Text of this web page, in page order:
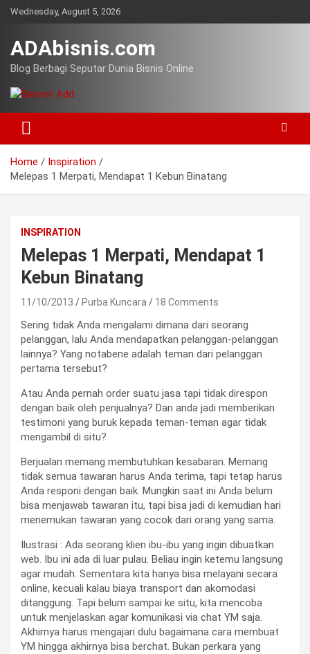
SkipWednesday, August 5, 2026
ADAbisnis.com
Blog Berbagi Seputar Dunia Bisnis Online
Home
Inspiration
Melepas 1 Merpati, Mendapat 1 Kebun Binatang
INSPIRATION
Melepas 1 Merpati, Mendapat 1
Kebun Binatang
11/10/2013 Purba Kuncara 18 Comments
Sering tidak Anda mengalami dimana dari seorang
pelanggan, lalu Anda mendapatkan pelanggan-pelanggan
lainnya? Yang notabene adalah teman dari pelanggan
pertama tersebut?
Atau Anda pernah order suatu jasa tapi tidak direspon
dengan baik oleh penjualnya? Dan anda jadi memberikan
testimoni yang buruk kepada teman-teman agar tidak
mengambil di situ?
Berjualan memang membutuhkan kesabaran. Memang
tidak semua tawaran harus Anda terima, tapi tetap harus
Anda responi dengan baik. Mungkin saat ini Anda belum
bisa menjawab tawaran itu, tapi bisa jadi di kemudian hari
menemukan tawaran yang cocok dari orang yang sama.
Ilustrasi : Ada seorang klien ibu-ibu yang ingin dibuatkan
web. Ibu ini ada di luar pulau. Beliau ingin ketemu langsung
agar mudah. Sementara kita hanya bisa melayani secara
online, kecuali kalau biaya transport dan akomodasi
ditanggung. Tapi belum sampai ke situ, kita mencoba
untuk menjelaskan agar komunikasi via chat YM saja.
Akhirnya harus mengajari dulu bagaimana cara membuat
YM hingga akhirnya bisa berchat. Bukan perkara yang